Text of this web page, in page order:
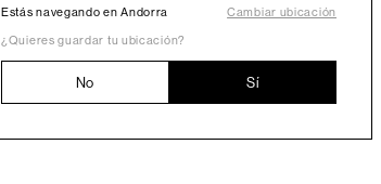
Estás navegando en Andorra
Cambiar ubicación
¿Quieres guardar tu ubicación?
No Sí